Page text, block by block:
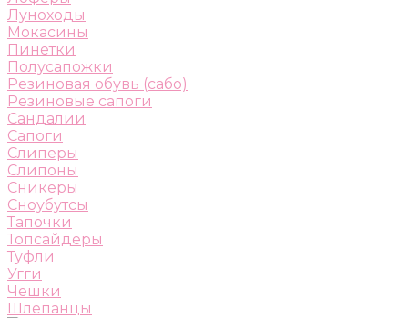
Луноходы
Мокасины
Пинетки
Полусапожки
Резиновая обувь (сабо)
Резиновые сапоги
Сандалии
Сапоги
Слиперы
Слипоны
Сникеры
Сноубутсы
Тапочки
Топсайдеры
Туфли
Угги
Чешки
Шлепанцы